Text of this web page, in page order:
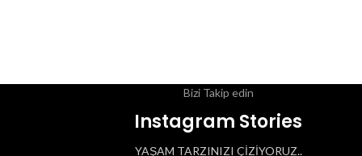
Bizi Takip edin
Instagram Stories
YAŞAM TARZINIZI ÇİZİYORUZ..